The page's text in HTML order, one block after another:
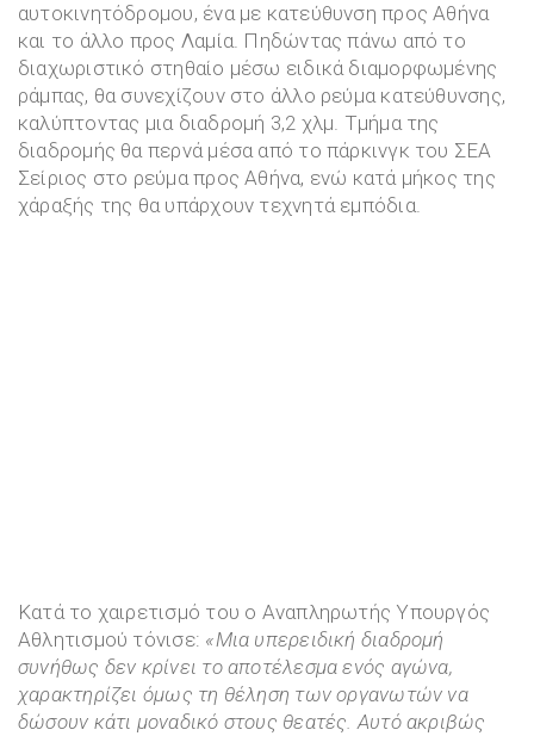
αυτοκινητόδρομου, ένα με κατεύθυνση προς Αθήνα
και το άλλο προς Λαμία. Πηδώντας πάνω από το
διαχωριστικό στηθαίο μέσω ειδικά διαμορφωμένης
ράμπας, θα συνεχίζουν στο άλλο ρεύμα κατεύθυνσης,
καλύπτοντας μια διαδρομή 3,2 χλμ. Τμήμα της
διαδρομής θα περνά μέσα από το πάρκινγκ του ΣΕΑ
Σείριος στο ρεύμα προς Αθήνα, ενώ κατά μήκος της
χάραξής της θα υπάρχουν τεχνητά εμπόδια.
Κατά το χαιρετισμό του ο Αναπληρωτής Υπουργός
Αθλητισμού τόνισε: «Μια υπερειδική διαδρομή
συνήθως δεν κρίνει το αποτέλεσμα ενός αγώνα,
χαρακτηρίζει όμως τη θέληση των οργανωτών να
δώσουν κάτι μοναδικό στους θεατές. Αυτό ακριβώς